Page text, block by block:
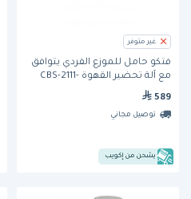
غير متوفر
فتكو حامل للموزع الفردي يتوافق
مع آلة تحضير القهوة CBS-2111-
XTS (A150 S4S-15-20-1)
589
توصيل مجاني
يشحن من إكويب